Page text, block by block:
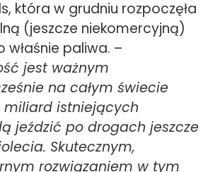
która w grudniu rozpoczęła
(jeszcze niekomercyjną)
paliwa. –
jest ważnym
na całym świecie
istniejących
jeździć po drogach jeszcze
Skutecznym,
rozwiązaniem w tym